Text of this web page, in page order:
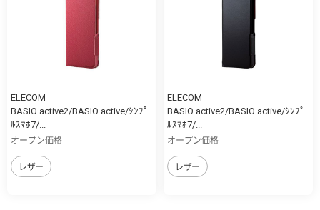
ELECOM
BASIO active2/BASIO active/ｼﾝﾌﾟ
ﾙｽﾏﾎ7/...
オープン価格
レザー
ELECOM
BASIO active2/BASIO active/ｼﾝﾌﾟ
ﾙｽﾏﾎ7/...
オープン価格
レザー